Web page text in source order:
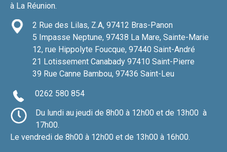
à La Réunion.
2 Rue des Lilas, Z.A, 97412 Bras-Panon
5 Impasse Neptune, 97438 La Mare, Sainte-Marie
12, rue Hippolyte Foucque, 97440 Saint-André
21 Lotissement Canabady 97410 Saint-Pierre
39 Rue Canne Bambou, 97436 Saint-Leu
0262 580 854
Du lundi au jeudi de 8h00 à 12h00 et de 13h00 à
17h00.
Le vendredi de 8h00 à 12h00 et de 13h00 à 16h00.